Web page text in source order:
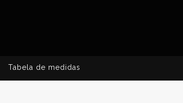
Tabela de medidas